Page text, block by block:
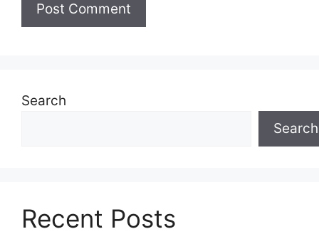
Search
Search
Recent Posts